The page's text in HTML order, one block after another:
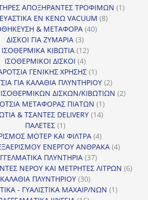
προϊόντα
ΑΠΟΞΗΡΑΝΤΕΣ ΤΡΟΦΙΜΩΝ 11
ΕΝ ΚΕΝΩ VACUUM 88
& ΜΕΤΑΦΟΡΑ 4040
ΔΙΣΚΟΙ ΓΙΑ ΖΥΜΑΡΙΑ 33
προϊόντα
ΙΣΟΘΕΡΜΙΚΑ ΚΙΒΩΤΙΑ 1212
ΙΣΟΘΕΡΜΙΚΟΙ ΔΙΣΚΟΙ 44
προϊόντα
ΓΕΝΙΚΗΣ ΧΡΗΣΗΣ 11
προϊόν
ΓΙΑ ΚΑΛΑΘΙΑ ΠΛΥΝΤΗΡΙΟΥ 22
προϊόντα
ΔΙΣΚΩΝ/ΚΙΒΩΤΙΩΝ 22
ΜΕΤΑΦΟΡΑΣ ΠΙΑΤΩΝ 11
προϊόν
& ΤΣΑΝΤΕΣ DELIVERY 1414
ΠΑΛΕΤΕΣ 11
προϊόν
ΜΟΤΕΡ ΚΑΙ ΦΙΛΤΡΑ 44
προϊόντα
ΕΝΕΡΓΟΥ ΑΝΘΡΑΚΑ 44
ΠΛΥΝΤΗΡΙΑ 3737
προϊόντα
ΝΕΡΟΥ ΚΑΙ ΜΕΤΡΗΤΕΣ ΛΙΤΡΩΝ 66
ΚΑΛΑΘΙΑ ΠΛΥΝΤΗΡΙΟΥ 3030
προϊόντα
- ΓΥΑΛΙΣΤΙΚΑ ΜΑΧΑΙΡ/ΝΩΝ 11